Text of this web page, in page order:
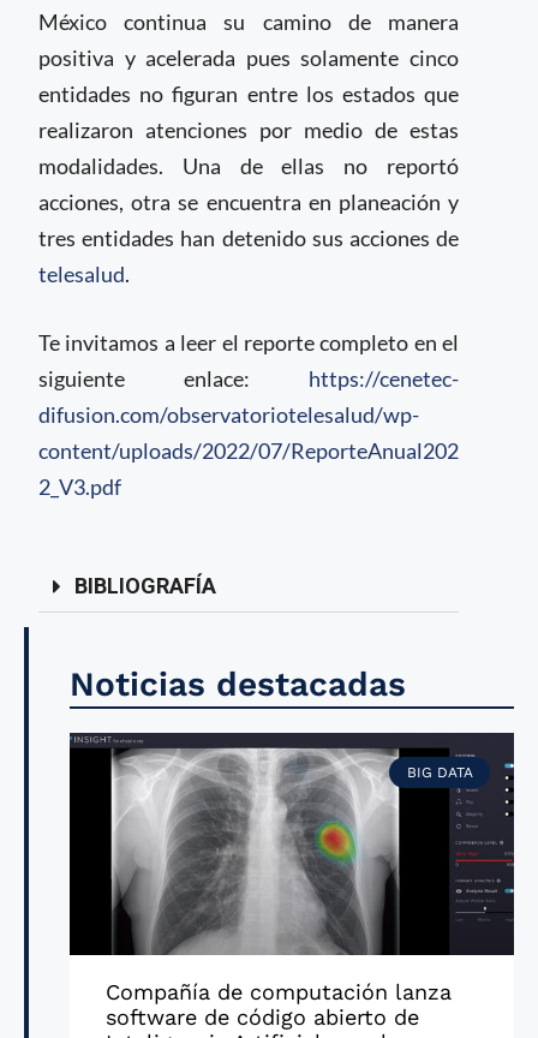
México continua su camino de manera
positiva y acelerada pues solamente cinco
entidades no figuran entre los estados que
realizaron atenciones por medio de estas
modalidades. Una de ellas no reportó
acciones, otra se encuentra en planeación y
tres entidades han detenido sus acciones de
telesalud.
Te invitamos a leer el reporte completo en el
siguiente enlace: https://cenetec-
difusion.com/observatoriotelesalud/wp-
content/uploads/2022/07/ReporteAnual202
2_V3.pdf
BIBLIOGRAFÍA
Noticias destacadas
BIG DATA
Compañía de computación lanza
software de código abierto de